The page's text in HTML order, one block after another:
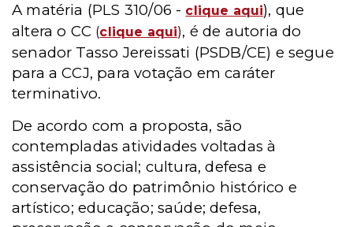
A matéria (PLS 310/06 - clique aqui), que
altera o CC (clique aqui), é de autoria do
senador Tasso Jereissati (PSDB/CE) e segue
para a CCJ, para votação em caráter
terminativo.
De acordo com a proposta, são
contempladas atividades voltadas à
assistência social; cultura, defesa e
conservação do patrimônio histórico e
artístico; educação; saúde; defesa,